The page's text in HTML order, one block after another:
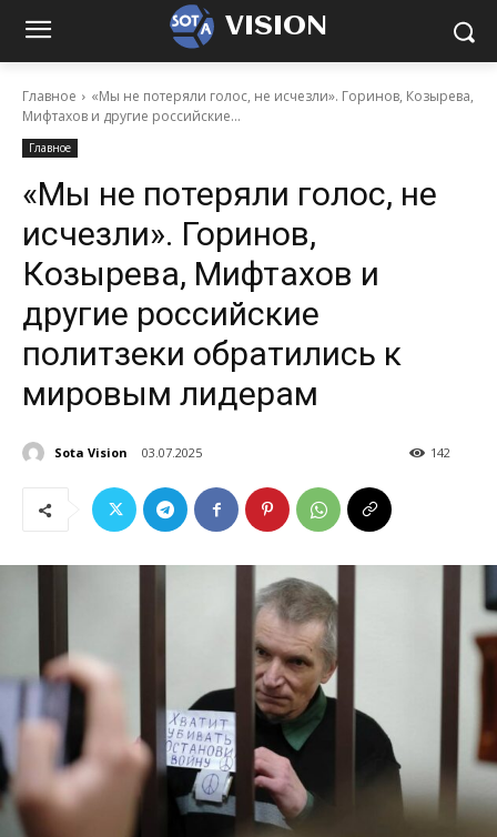
VISION
Главное
«Мы не потеряли голос, не исчезли». Горинов, Козырева,
Мифтахов и другие российские...
Главное
«Мы не потеряли голос, не
исчезли». Горинов,
Козырева, Мифтахов и
другие российские
политзеки обратились к
мировым лидерам
Sota Vision 03.07.2025 142